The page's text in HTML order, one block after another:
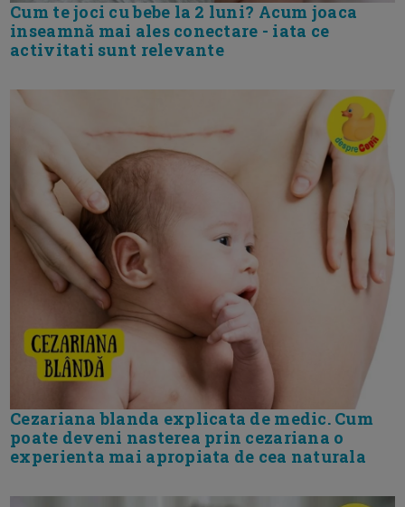
Cum te joci cu bebe la 2 luni? Acum joaca
inseamnă mai ales conectare - iata ce
activitati sunt relevante
Cezariana blanda explicata de medic. Cum
poate deveni nasterea prin cezariana o
experienta mai apropiata de cea naturala